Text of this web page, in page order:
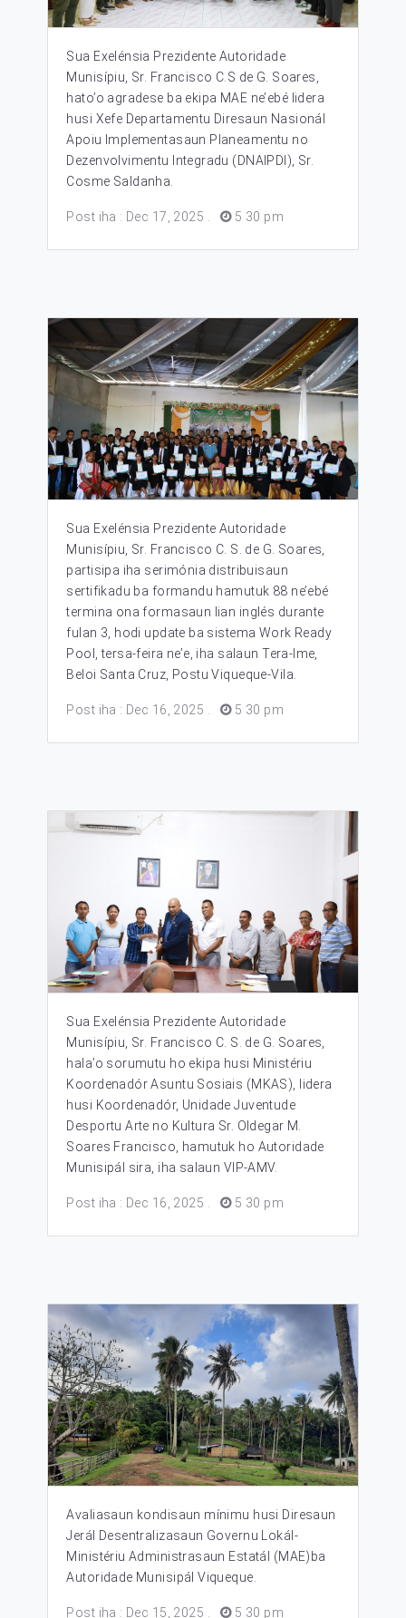
Sua Exelénsia Prezidente Autoridade
Munisípiu, Sr. Francisco C.S de G. Soares,
hato’o agradese ba ekipa MAE ne’ebé lidera
husi Xefe Departamentu Diresaun Nasionál
Apoiu Implementasaun Planeamentu no
Dezenvolvimentu Integradu (DNAIPDI), Sr.
Cosme Saldanha.
Post iha : Dec 17, 2025 5 30 pm
Sua Exelénsia Prezidente Autoridade
Munisípiu, Sr. Francisco C. S. de G. Soares,
partisipa iha serimónia distribuisaun
sertifikadu ba formandu hamutuk 88 ne’ebé
termina ona formasaun lian inglés durante
fulan 3, hodi update ba sistema Work Ready
Pool, tersa-feira ne’e, iha salaun Tera-Ime,
Beloi Santa Cruz, Postu Viqueque-Vila.
Post iha : Dec 16, 2025 5 30 pm
Sua Exelénsia Prezidente Autoridade
Munisípiu, Sr. Francisco C. S. de G. Soares,
hala’o sorumutu ho ekipa husi Ministériu
Koordenadór Asuntu Sosiais (MKAS), lidera
husi Koordenadór, Unidade Juventude
Desportu Arte no Kultura Sr. Oldegar M.
Soares Francisco, hamutuk ho Autoridade
Munisipál sira, iha salaun VIP-AMV.
Post iha : Dec 16, 2025 5 30 pm
Avaliasaun kondisaun mínimu husi Diresaun
Jerál Desentralizasaun Governu Lokál-
Ministériu Administrasaun Estatál (MAE)ba
Autoridade Munisipál Viqueque.
Post iha : Dec 15, 2025 5 30 pm